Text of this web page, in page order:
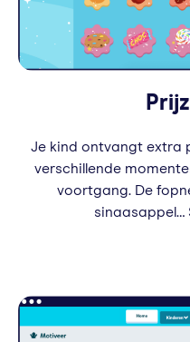
Je kind ontvangt extra
verschillende
voortgang. De
sinaasappel…